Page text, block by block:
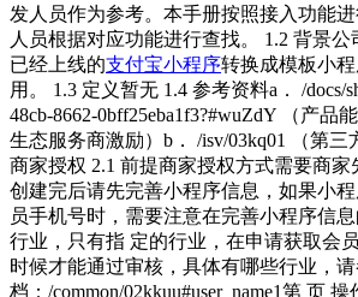
发人员作为参考。本手册按照接入功能
人员根据对应功能进行查找。 1.2 背景
已经上线的支付宝小程序转换成模板小
用。 1.3 定义暂无 1.4 参考资料a． /docs/
48cb-8662-0bff25eba1f3?#wuZdY （产品
生态服务商激励）b． /isv/03kq01 （第三
商家授权 2.1 前提商家授权方式需要商家
创建完后请先完善小程序信息，如果小
员手机号时，需要注意在完善小程序信
行业，只有指 定的行业，在申请获取会
时候才能通过审核，具体有哪些行业，
档：/common/02kkuu#user_name1第 页